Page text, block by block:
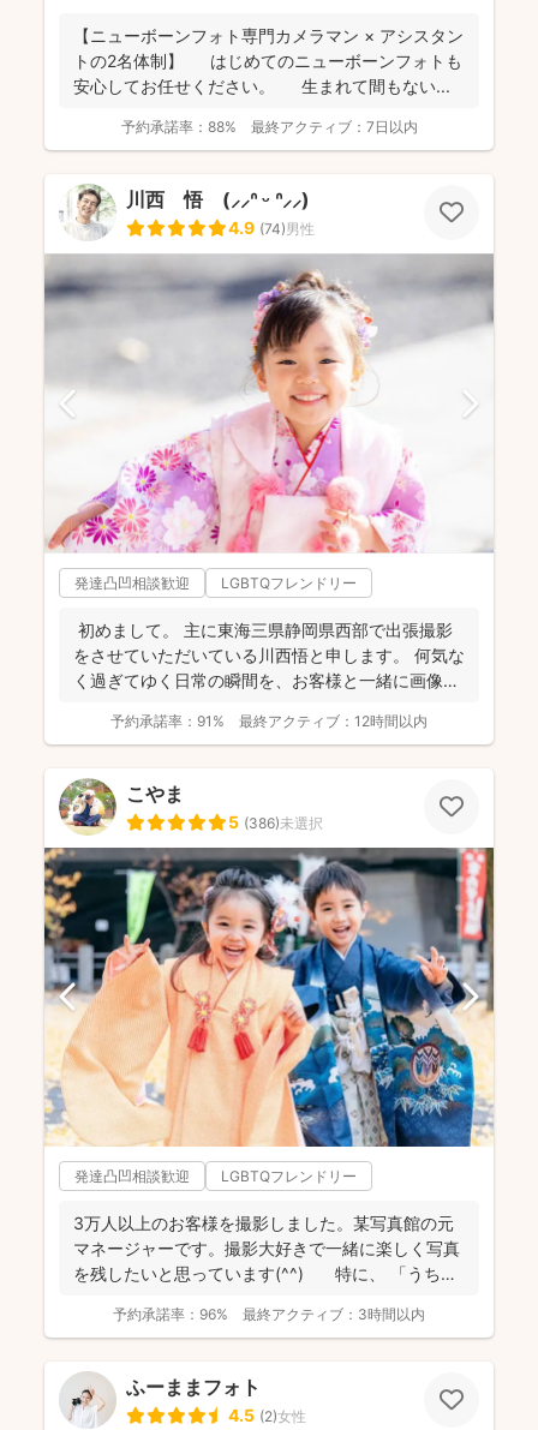
【ニューボーンフォト専門カメラマン × アシスタン
トの2名体制】 はじめてのニューボーンフォトも
安心してお任せください。 生まれて間もない...
予約承諾率： 88% 最終アクティブ： 7日以内
川西 悟 (⸝⸝ᐢ ᵕ ᐢ⸝⸝)
4.9 (74)男性
発達凸凹相談歓迎 LGBTQフレンドリー
初めまして。 主に東海三県静岡県西部で出張撮影
をさせていただいている川西悟と申します。 何気な
く過ぎてゆく日常の瞬間を、お客様と一緒に画像と
予約承諾率： 91% 最終アクティブ： 12時間以内
こやま
5 (386)未選択
発達凸凹相談歓迎 LGBTQフレンドリー
3万人以上のお客様を撮影しました。某写真館の元
マネージャーです。撮影大好きで一緒に楽しく写真
を残したいと思っています(^^) 特に、 「うち
予約承諾率： 96% 最終アクティブ： 3時間以内
ふーままフォト
4.5 (2)女性